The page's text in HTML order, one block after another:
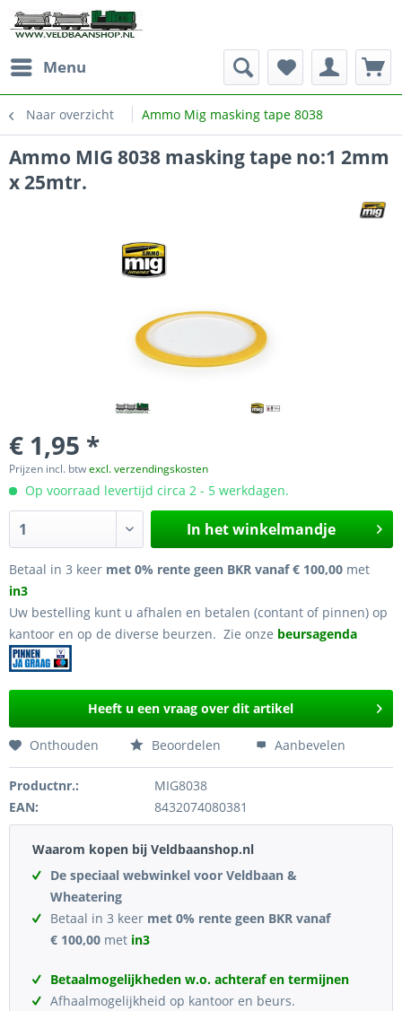
Menu
Naar overzicht Ammo Mig masking tape 8038
Ammo MIG 8038 masking tape no:1 2mm
x 25mtr.
€ 1,95 *
Prijzen incl. btwexcl. verzendingskosten
Op voorraad levertijd circa 2 - 5 werkdagen.
In het winkelmandje
Betaal in 3 keer met 0% rente geen BKR vanaf € 100,00 met
in3
Uw bestelling kunt u afhalen en betalen (contant of pinnen) op
kantoor en op de diverse beurzen. Zie onze beursagenda
Heeft u een vraag over dit artikel
Onthouden Beoordelen Aanbevelen
Productnr.:
MIG8038
EAN:
8432074080381
Waarom kopen bij Veldbaanshop.nl
De speciaal webwinkel voor Veldbaan &
Wheatering
Betaal in 3 keer met 0% rente geen BKR vanaf
€ 100,00 met in3
Betaalmogelijkheden w.o. achteraf en termijnen
Afhaalmogelijkheid op kantoor en beurs.